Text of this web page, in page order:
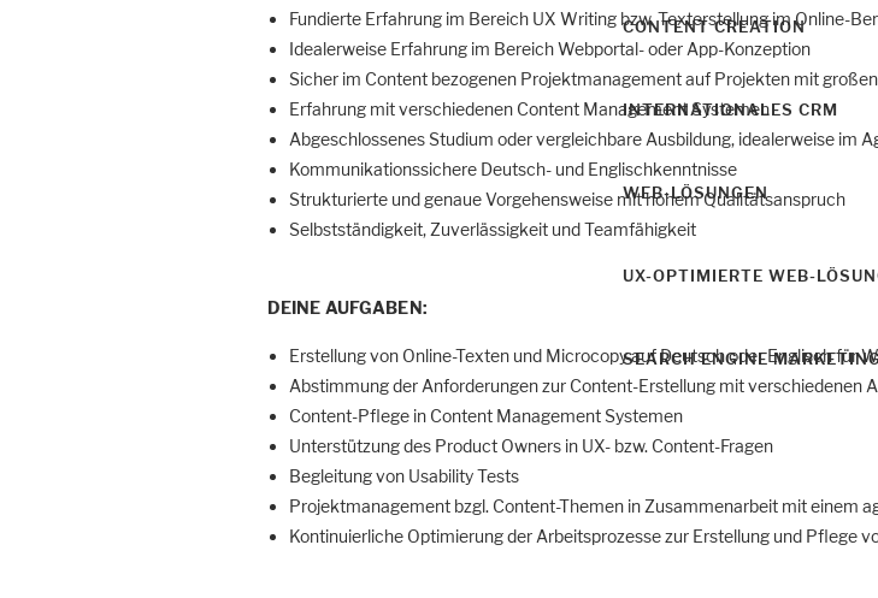
CONTENT CREATION
INTERNATIONALES CRM
WEB-LÖSUNGEN
UX-OPTIMIERTE WEB-
SEARCH ENGINE
Fundierte Erfahrung im Bereich UX Writing bzw. Texterstellung im Online-
Idealerweise Erfahrung im Bereich Webportal- oder App-Konzeption
Sicher im Content bezogenen Projektmanagement auf Projekten mit
Erfahrung mit verschiedenen Content Management Systemen
Abgeschlossenes Studium oder vergleichbare Ausbildung, idealerweise im
Kommunikationssichere Deutsch- und Englischkenntnisse
Strukturierte und genaue Vorgehensweise mit hohem Qualitätsanspruch
Selbstständigkeit, Zuverlässigkeit und Teamfähigkeit
DEINE AUFGABEN:
Erstellung von Online-Texten und Microcopy auf Deutsch oder Englisch für
Abstimmung der Anforderungen zur Content-Erstellung mit verschiedenen
Content-Pflege in Content Management Systemen
Unterstützung des Product Owners in UX- bzw. Content-Fragen
Begleitung von Usability Tests
Projektmanagement bzgl. Content-Themen in Zusammenarbeit mit einem
Kontinuierliche Optimierung der Arbeitsprozesse zur Erstellung und Pflege